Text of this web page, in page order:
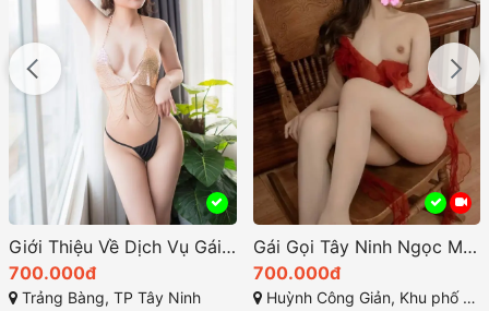
Giới Thiệu Về Dịch Vụ Gái Gọi TP Tây Ninh
Gái Gọi Tây Ninh Ngọc Mai 2k-Thiên Thần Duyên Dáng
700.000đ
Huỳnh Công Giản, Khu phố 1, Phường 4, TP Tây Ninh
1.500.000đ
Đường Số 2, tt. Bến Lức, Bến